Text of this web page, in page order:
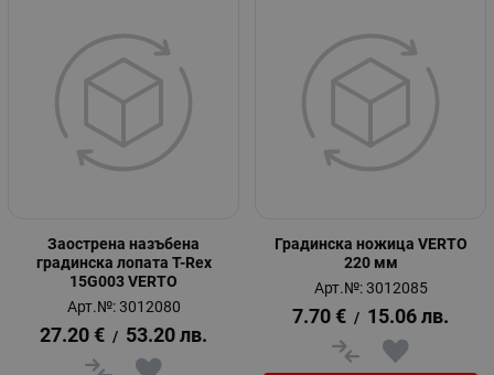
Заострена назъбена
градинска лопата T-Rex
15G003 VERTO
Арт.№: 3012080
27.20 € / 53.20 лв.
Градинска ножица VERTO
220 мм
Арт.№: 3012085
7.70 € / 15.06 лв.